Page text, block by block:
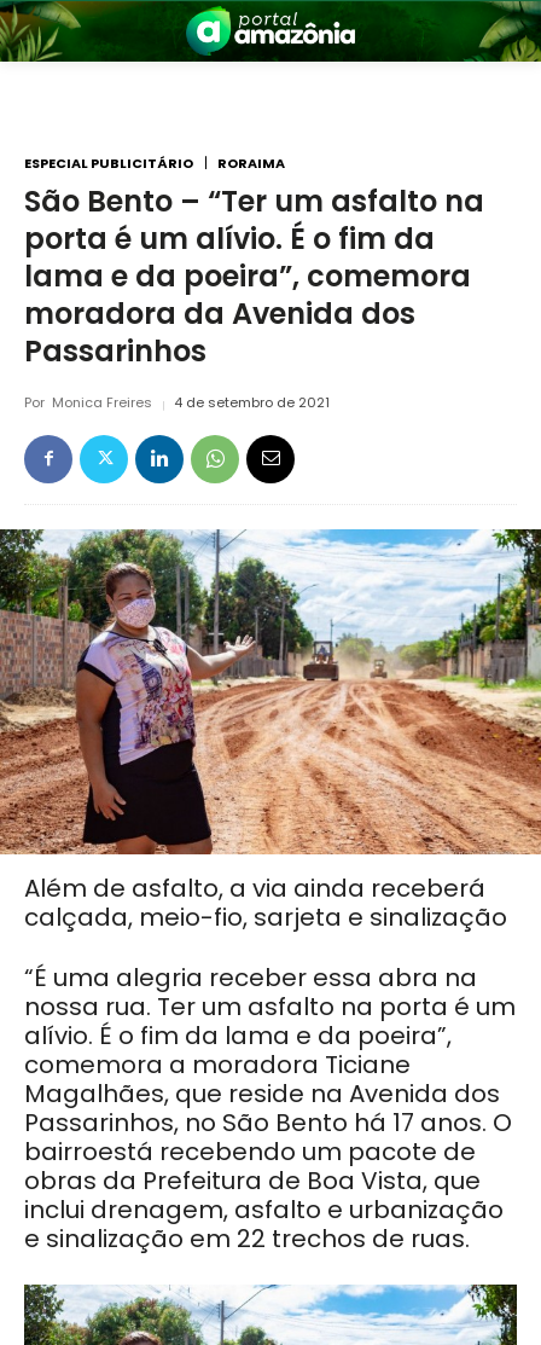
Amazônia
ESPECIAL PUBLICITÁRIO RORAIMA
São Bento – “Ter um asfalto na
porta é um alívio. É o fim da
lama e da poeira”, comemora
moradora da Avenida dos
Passarinhos
Por Monica Freires 4 de setembro de 2021
Além de asfalto, a via ainda receberá
calçada, meio-fio, sarjeta e sinalização
“É uma alegria receber essa abra na
nossa rua. Ter um asfalto na porta é um
alívio. É o fim da lama e da poeira”,
comemora a moradora Ticiane
Magalhães, que reside na Avenida dos
Passarinhos, no São Bento há 17 anos. O
bairroestá recebendo um pacote de
obras da Prefeitura de Boa Vista, que
inclui drenagem, asfalto e urbanização
e sinalização em 22 trechos de ruas.